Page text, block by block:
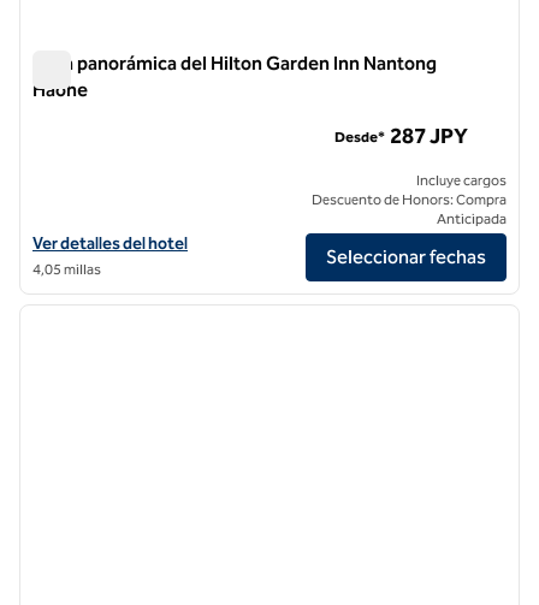
Área panorámica del Hilton Garden Inn Nantong
Haohe
Ver detalles del hotel Hilton Garden Inn Nantong Haohe Scenic Area
Ver detalles del hotel
4,05 millas
Desde* 287 JPY
Incluye cargos
Descuento de Honors: Compra
Anticipada
Seleccionar fechas
1/12
1 de 12